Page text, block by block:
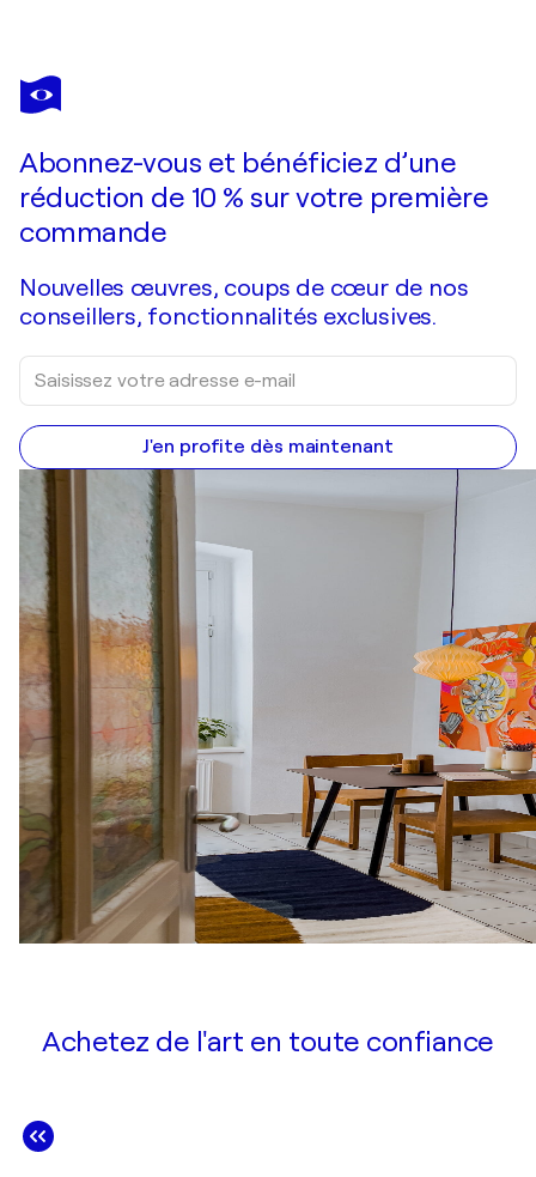
UTE BIVONA
Love Overflow
Abonnez-vous et bénéficiez d’une
réduction de 10 % sur votre première
commande
Nouvelles œuvres, coups de cœur de nos
conseillers, fonctionnalités exclusives.
J'en profite dès maintenant
Achetez de l'art en toute confiance